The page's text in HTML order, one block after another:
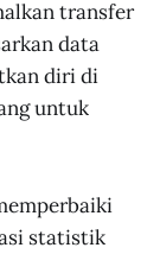
transfer
data
diri di
untuk
statistik